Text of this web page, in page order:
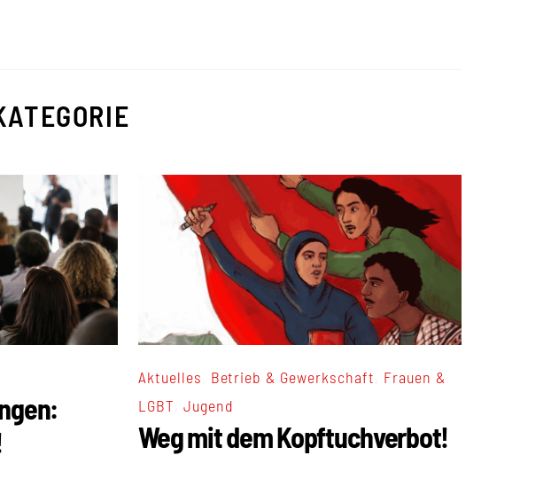
Aktuelles Betrieb & Gewerkschaft Frauen &
LGBT Jugend
Weg mit dem Kopftuchverbot!